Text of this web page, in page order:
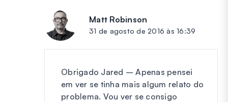
Matt Robinson
31 de agosto de 2016 às 16:39
Obrigado Jared – Apenas pensei
em ver se tinha mais algum relato do
problema. Vou ver se consigo